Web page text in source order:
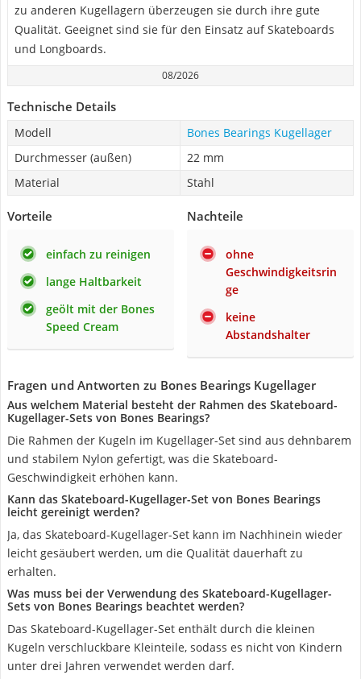
zu anderen Kugellagern überzeugen sie durch ihre gute
Qualität. Geeignet sind sie für den Einsatz auf Skateboards
und Longboards.
08/2026
Technische Details
Modell
Bones Bearings Kugellager
Durchmesser (außen)
22 mm
Material
Stahl
Vorteile
einfach zu reinigen
lange Haltbarkeit
geölt mit der Bones
Speed Cream
Nachteile
ohne
Geschwindigkeitsrin
ge
keine
Abstandshalter
Fragen und Antworten zu Bones Bearings Kugellager
Aus welchem Material besteht der Rahmen des Skateboard-
Kugellager-Sets von Bones Bearings?
Die Rahmen der Kugeln im Kugellager-Set sind aus dehnbarem
und stabilem Nylon gefertigt, was die Skateboard-
Geschwindigkeit erhöhen kann.
Kann das Skateboard-Kugellager-Set von Bones Bearings
leicht gereinigt werden?
Ja, das Skateboard-Kugellager-Set kann im Nachhinein wieder
leicht gesäubert werden, um die Qualität dauerhaft zu
erhalten.
Was muss bei der Verwendung des Skateboard-Kugellager-
Sets von Bones Bearings beachtet werden?
Das Skateboard-Kugellager-Set enthält durch die kleinen
Kugeln verschluckbare Kleinteile, sodass es nicht von Kindern
unter drei Jahren verwendet werden darf.